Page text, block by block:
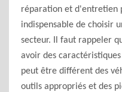
réparation et d'entretien
indispensable de choisir
secteur. Il faut rappeler
avoir des
peut être différent des
outils appropriés et des